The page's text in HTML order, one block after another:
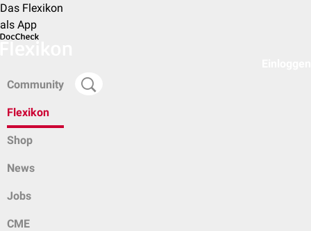
Das Flexikon
als App
Community
Flexikon
Shop
News
Jobs
CME